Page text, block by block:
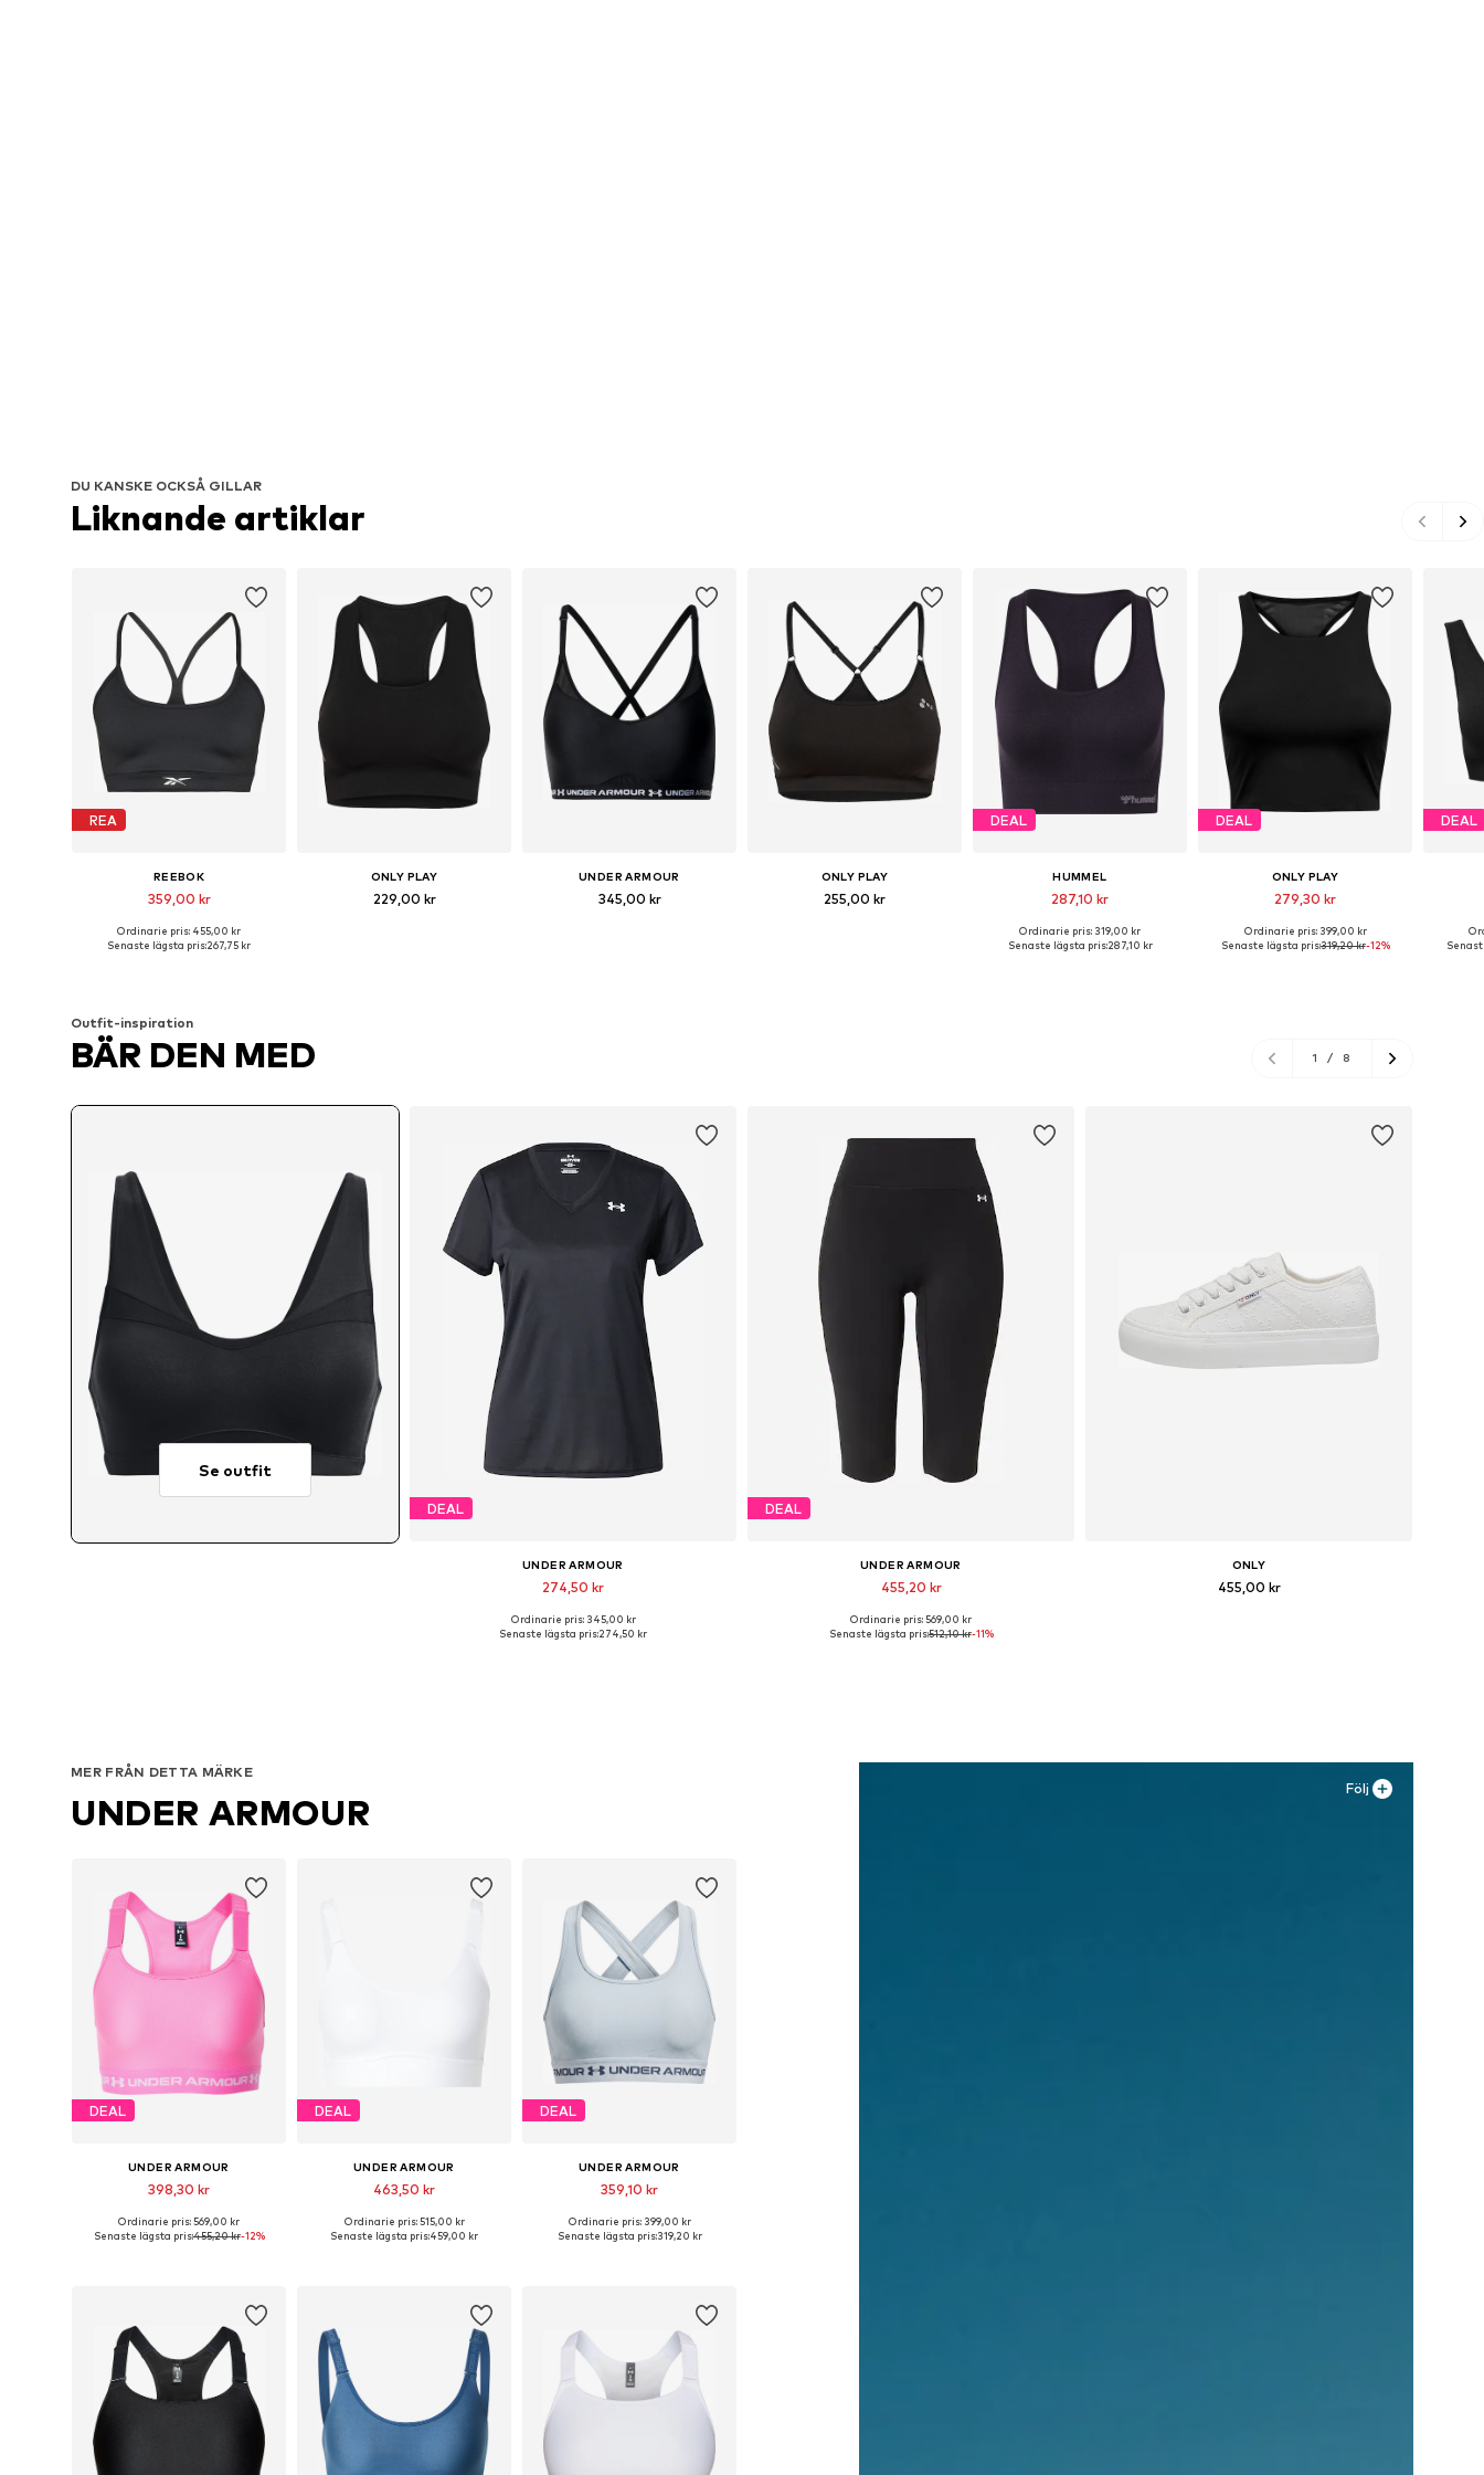
DU KANSKE OCKSÅ GILLAR
Liknande artiklar
REA
REEBOK
359,00 kr
Tillgängliga storlekar: S, M, L, XL
Ordinarie pris: 455,00 kr
Senaste lägsta pris:267,75 kr
ONLY PLAY
229,00 kr
UNDER ARMOUR
345,00 kr
ONLY PLAY
255,00 kr
DEAL
HUMMEL
287,10 kr
Ordinarie pris: 319,00 kr
Senaste lägsta pris:287,10 kr
DEAL
ONLY PLAY
279,30 kr
Tillgängliga storlekar: XS, S, L
Ordinarie pris: 399,00 kr
Senaste lägsta pris:319,20 kr-12%
DEAL
Outfit-inspiration
BÄR DEN MED 1 / 8
Se outfit
DEAL
UNDER ARMOUR
274,50 kr
Tillgängliga storlekar: XS, S, M, L
Ordinarie pris: 345,00 kr
Senaste lägsta pris:274,50 kr
DEAL
UNDER ARMOUR
455,20 kr
Tillgängliga storlekar: XS, S, M, L
Ordinarie pris: 569,00 kr
Senaste lägsta pris:512,10 kr-11%
ONLY
455,00 kr
Följ
MER FRÅN DETTA MÄRKE
UNDER ARMOUR
DEAL
UNDER ARMOUR
398,30 kr
Ordinarie pris: 569,00 kr
Senaste lägsta pris:455,20 kr-12%
DEAL
UNDER ARMOUR
463,50 kr
Ordinarie pris: 515,00 kr
Senaste lägsta pris:459,00 kr
DEAL
UNDER ARMOUR
359,10 kr
Tillgängliga storlekar: XS, S, XL
Ordinarie pris: 399,00 kr
Senaste lägsta pris:319,20 kr